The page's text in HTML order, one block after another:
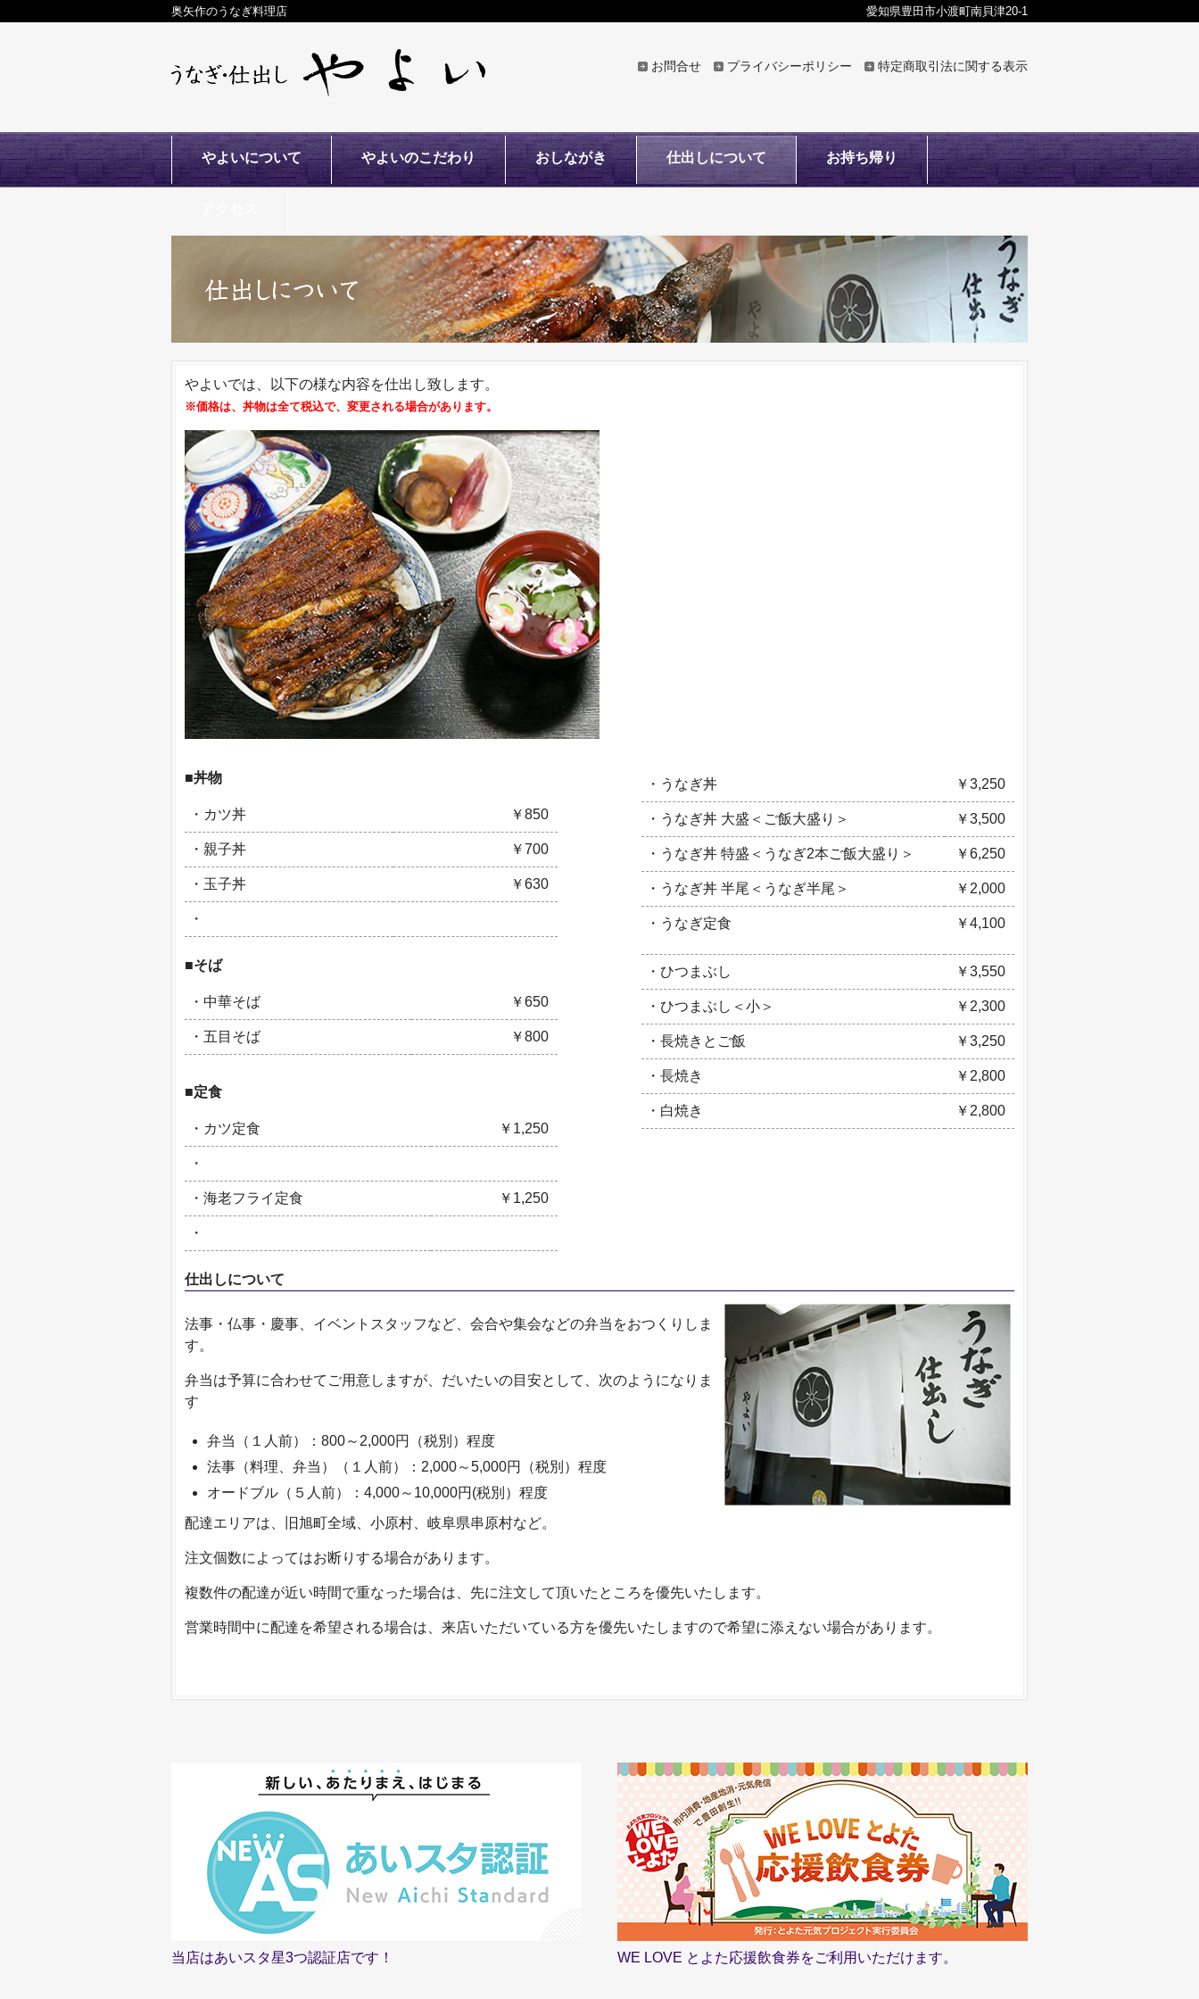
奥矢作のうなぎ料理店 愛知県豊田市小渡町南貝津20-1
お問合せ プライバシーポリシー 特定商取引法に関する表示
やよいについて やよいのこだわり おしながき 仕出しについて お持ち帰り
やよいでは、以下の様な内容を仕出し致します。
※価格は、丼物は全て税込で、変更される場合があります。
・うなぎ丼 ￥3,250
・うなぎ丼 大盛＜ご飯大盛り＞ ￥3,500
・うなぎ丼 特盛＜うなぎ2本ご飯大盛り＞ ￥6,250
・うなぎ丼 半尾＜うなぎ半尾＞ ￥2,000
・うなぎ定食 ￥4,100
・ひつまぶし ￥3,550
・ひつまぶし＜小＞ ￥2,300
・長焼きとご飯 ￥3,250
・長焼き ￥2,800
・白焼き ￥2,800
■丼物
・カツ丼 ￥850
・親子丼 ￥700
・玉子丼 ￥630
・
■そば
・中華そば ￥650
・五目そば ￥800
■定食
・カツ定食 ￥1,250
・
・海老フライ定食 ￥1,250
・
仕出しについて
法事・仏事・慶事、イベントスタッフなど、会合や集会などの弁当をおつくりしま
す。
弁当は予算に合わせてご用意しますが、だいたいの目安として、次のようになりま
す
弁当（１人前）：800～2,000円（税別）程度
法事（料理、弁当）（１人前）：2,000～5,000円（税別）程度
オードブル（５人前）：4,000～10,000円(税別）程度
配達エリアは、旧旭町全域、小原村、岐阜県串原村など。
注文個数によってはお断りする場合があります。
複数件の配達が近い時間で重なった場合は、先に注文して頂いたところを優先いたします。
営業時間中に配達を希望される場合は、来店いただいている方を優先いたしますので希望に添えない場合があります。
当店はあいスタ星3つ認証店です！ WE LOVE とよた応援飲食券をご利用いただけます。